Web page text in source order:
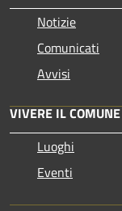
Notizie
Comunicati
Avvisi
VIVERE IL COMUNE
Luoghi
Eventi